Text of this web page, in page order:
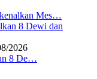
Mes…
2026
8 De…